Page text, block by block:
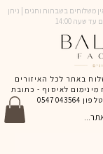
17 בימים א-ו | אין משלוחים בשבתות וחגים | ניתן
שעה 14:00
באתר לכל האיזורים
450 ש״ח ו200 ש״ח מינימום לאיסוף - כתובת
0547043564